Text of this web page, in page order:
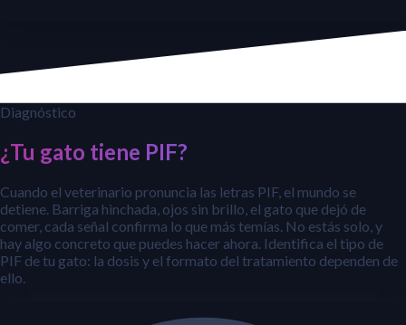
Diagnóstico
¿Tu gato tiene PIF?
Cuando el veterinario pronuncia las letras PIF, el mundo se
detiene. Barriga hinchada, ojos sin brillo, el gato que dejó de
comer, cada señal confirma lo que más temías. No estás solo, y
hay algo concreto que puedes hacer ahora. Identifica el tipo de
PIF de tu gato: la dosis y el formato del tratamiento dependen de
ello.